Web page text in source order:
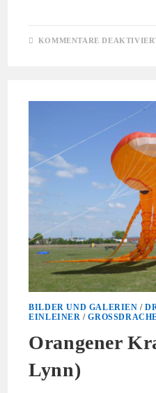
KOMMENTARE
BILDER UND GALERIEN /
EINLEINER /
Orangener
Lynn)